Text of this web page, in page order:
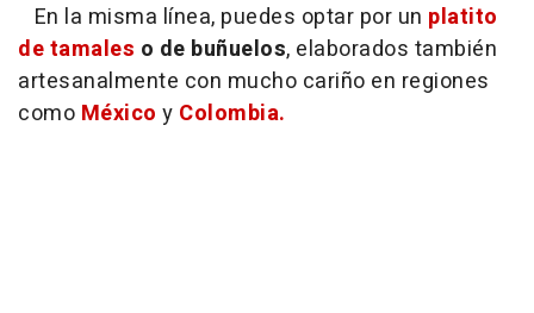
En la misma línea, puedes optar por un platito
de tamales o de buñuelos, elaborados también
artesanalmente con mucho cariño en regiones
como México y Colombia.